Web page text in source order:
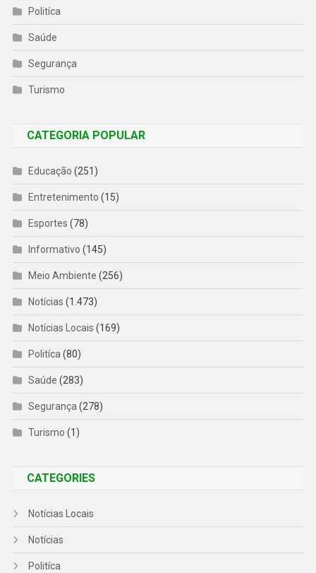
Politíca
Saúde
Segurança
Turismo
CATEGORIA POPULAR
Educação (251)
Entretenimento (15)
Esportes (78)
Informativo (145)
Meio Ambiente (256)
Notícias (1.473)
Notícias Locais (169)
Politíca (80)
Saúde (283)
Segurança (278)
Turismo (1)
CATEGORIES
Notícias Locais
Notícias
Politíca